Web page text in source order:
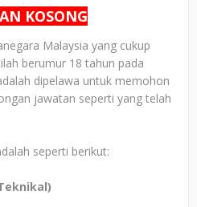
KOSONG
Malaysia yang cukup
berumur 18 tahun pada
dipelawa untuk memohon
jawatan seperti yang telah
seperti berikut: